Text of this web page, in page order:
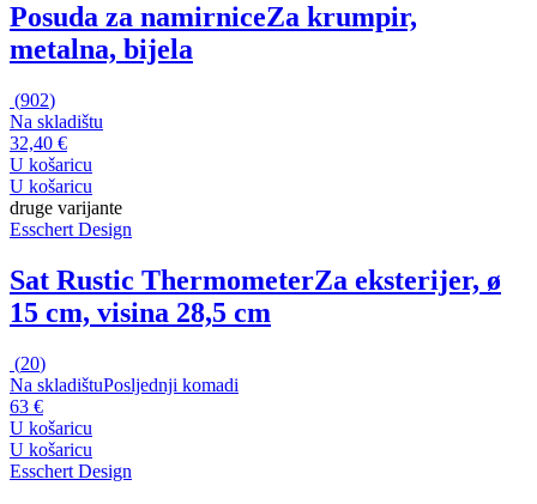
Posuda za namirniceZa krumpir,
metalna, bijela
(902)
Na skladištu
32,40 €
U košaricu
U košaricu
druge varijante
Esschert Design
Sat Rustic ThermometerZa eksterijer, ø
15 cm, visina 28,5 cm
(20)
Na skladištuPosljednji komadi
63 €
U košaricu
U košaricu
Esschert Design